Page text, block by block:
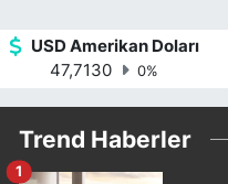
USD Amerikan Doları
47,7130
0%
Trend Haberler
1